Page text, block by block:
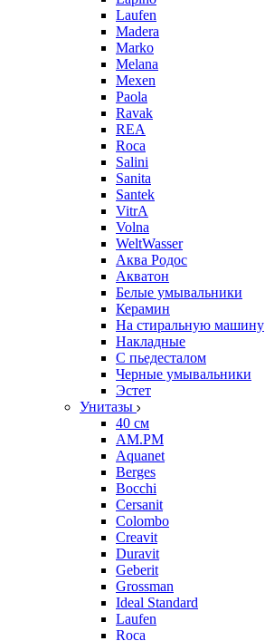
Laufen
Madera
Marko
Melana
Mexen
Paola
Ravak
REA
Roca
Salini
Sanita
Santek
VitrA
Volna
WeltWasser
Аква Родос
Акватон
Белые умывальники
Керамин
На стиральную машину
Накладные
С пьедесталом
Черные умывальники
Эстет
Унитазы
40 см
AM.PM
Aquanet
Berges
Bocchi
Cersanit
Colombo
Creavit
Duravit
Geberit
Grossman
Ideal Standard
Laufen
Roca